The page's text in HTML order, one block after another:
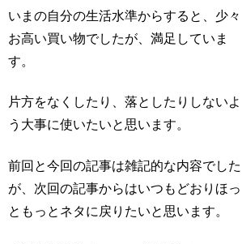
いまの自分の生活水準からすると、少々
お高い買い物でしたが、満足していま
す。
片方をなくしたり、落としたりしないよ
う大事に使いたいと思います。
前回と今回の記事は雑記的な内容でした
が、次回の記事からはいつもどおりほっ
ともっとネタに戻りたいと思います。